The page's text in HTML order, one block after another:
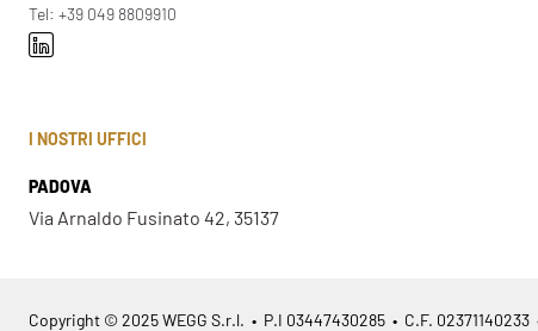
Tel: +39 049 8809910
I NOSTRI UFFICI
PADOVA
Via Arnaldo Fusinato 42, 35137
Copyright © 2025 WEGG S.r.l. • P.I 03447430285 • C.F. 02371140233